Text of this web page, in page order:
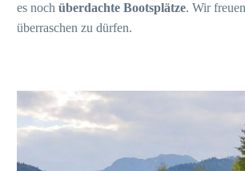
es noch überdachte Bootsplätze. Wir
überraschen zu dürfen.